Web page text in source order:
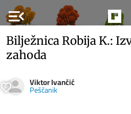
menu_open
Bilježnica Robija K.:
zahoda
Viktor Ivančić
Peščanik